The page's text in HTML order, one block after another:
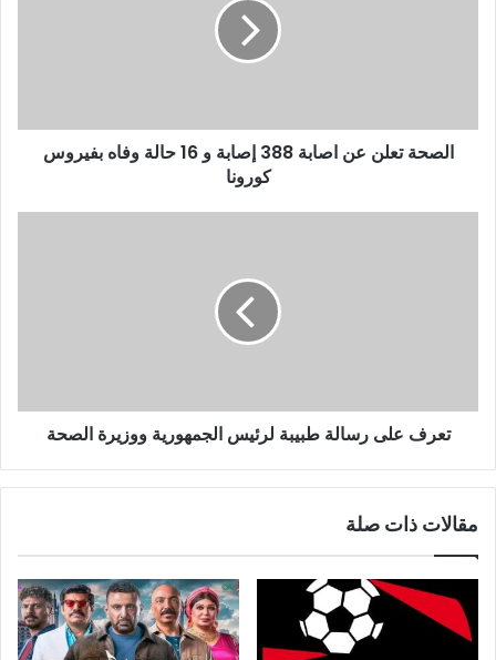
ر
الصحة تعلن عن اصابة 388 إصابة و 16 حالة وفاه بفيروس
كورونا
تعرف على رسالة طبيبة لرئيس الجمهورية ووزيرة الصحة
مقالات ذات صلة